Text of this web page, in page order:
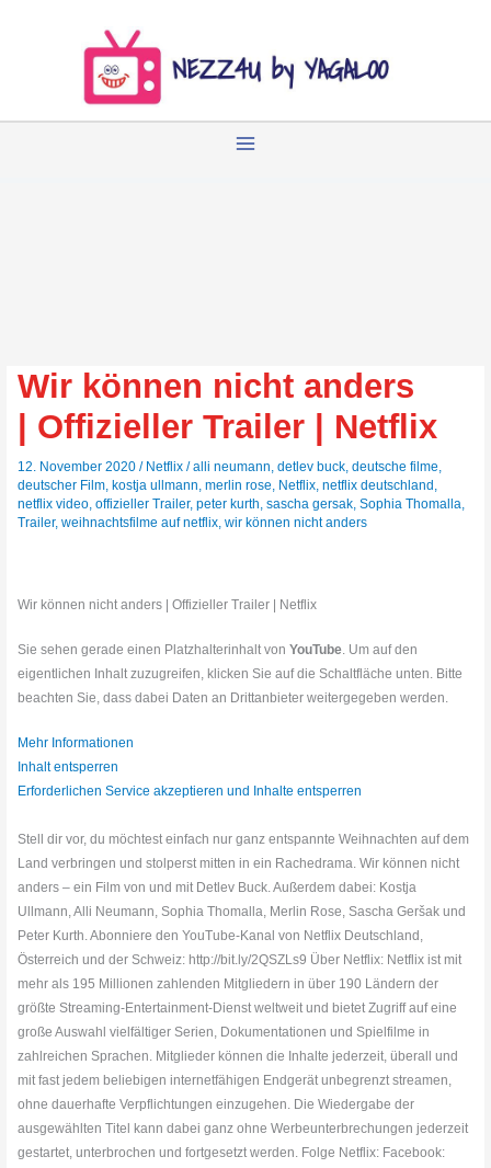
Wir können nicht anders
| Offizieller Trailer | Netflix
12. November 2020/ Netflix /alli neumann ,detlev buck ,deutsche filme
deutscher Film ,kostja ullmann ,merlin rose Netflix ,netflix deutschland
netflix video ,offizieller Trailer,peter kurth ,sascha gersak ,Sophia Thomalla
Trailer,weihnachtsfilme auf netflix ,wir können nicht anders
Wir können nicht anders | Offizieller Trailer | Netflix
Sie sehen gerade einen Platzhalterinhalt vonYouTube. Um auf den
eigentlichen Inhalt zuzugreifen, klicken Sie auf die Schaltfläche unten. Bitte
beachten Sie, dass dabei Daten an Drittanbieter weitergegeben werden.
Mehr Informationen
Inhalt entsperren
Erforderlichen Service akzeptieren und Inhalte entsperren
Stell dir vor, du möchtest einfach nur ganz entspannte Weihnachten auf dem
Land verbringen und stolperst mitten in ein Rachedrama. Wir können nicht
anders – ein Film von und mit Detlev Buck. Außerdem dabei: Kostja
Ullmann, Alli Neumann, Sophia Thomalla, Merlin Rose, Sascha Geršak und
Peter Kurth. Abonniere den YouTube-Kanal von Netflix Deutschland,
Österreich und der Schweiz: http://bit.ly/2QSZLs9 Über Netflix: Netflix ist mit
mehr als 195 Millionen zahlenden Mitgliedern in über 190 Ländern der
größte Streaming-Entertainment-Dienst weltweit und bietet Zugriff auf eine
große Auswahl vielfältiger Serien, Dokumentationen und Spielfilme in
zahlreichen Sprachen. Mitglieder können die Inhalte jederzeit, überall und
mit fast jedem beliebigen internetfähigen Endgerät unbegrenzt streamen,
ohne dauerhafte Verpflichtungen einzugehen. Die Wiedergabe der
ausgewählten Titel kann dabei ganz ohne Werbeunterbrechungen jederzeit
gestartet, unterbrochen und fortgesetzt werden. Folge Netflix: Facebook: